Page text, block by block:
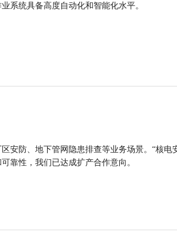
系统具备高度自动化和智能化水平。
安防、地下管网隐患排查等业务场景。“核电
靠性，我们已达成扩产合作意向。